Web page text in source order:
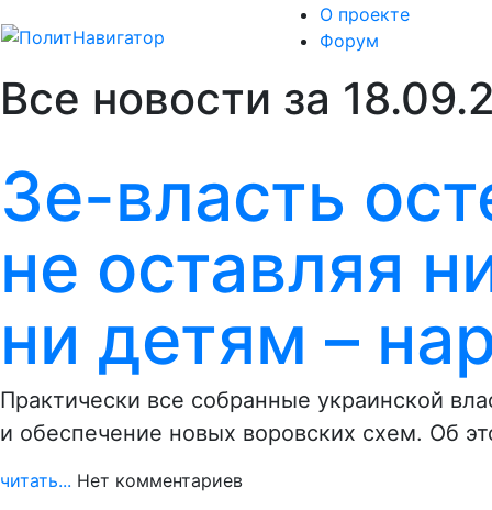
О проекте
Форум
Все новости за
Зе-власть
не оставляя
ни детям –
Практически все собранные украинской
и обеспечение новых воровских схем. Об
читать... Нет комментариев